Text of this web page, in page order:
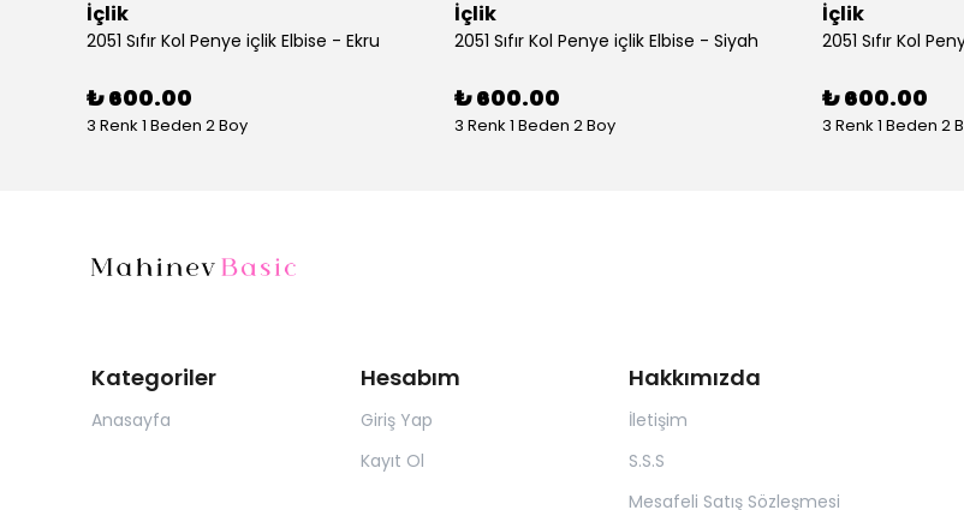
İçlik
2051 Sıfır Kol Penye içlik Elbise - Ekru
₺ 600.00
3 Renk 1 Beden 2 Boy
İçlik
2051 Sıfır Kol Penye içlik Elbise - Siyah
₺ 600.00
3 Renk 1 Beden 2 Boy
İçlik
2051 Sıfır Kol
₺ 600.00
3 Renk 1 Beden 2
Kategoriler
Anasayfa
Hesabım
Giriş Yap
Kayıt Ol
Hakkımızda
İletişim
S.S.S
Mesafeli Satış Sözleşmesi